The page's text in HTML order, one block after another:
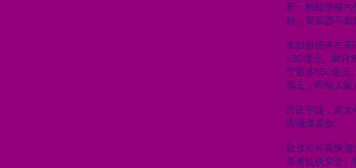
新一批銀債每
鉤，並保證不低
本批銀債將在基
500億元。政府
至最多550億元
萬元，即每人
許正宇說，這次
程儲備基金。
財政司司長陳
長者提供安全、